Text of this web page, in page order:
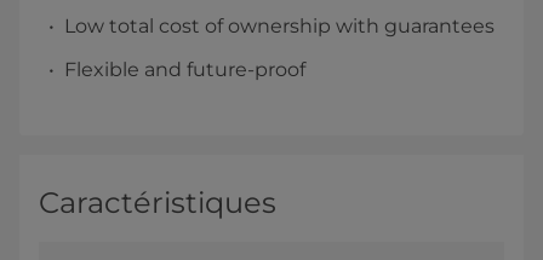
Low total cost of ownership with guarantees
Flexible and future-proof
Caractéristiques